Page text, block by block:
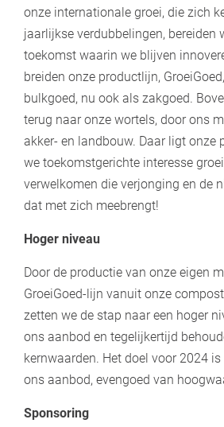
onze internationale groei, die zich
jaarlijkse verdubbelingen, bereiden
toekomst waarin we blijven
breiden onze productlijn,
bulkgoed, nu ook als zakgoed.
terug naar onze wortels, door ons
akker- en landbouw. Daar ligt onze
we toekomstgerichte interesse
verwelkomen die verjonging en de
dat met zich meebrengt!
Hoger niveau
Door de productie van onze eigen
GroeiGoed-lijn vanuit onze
zetten we de stap naar een hoger
ons aanbod en tegelijkertijd
kernwaarden. Het doel voor 2024
ons aanbod, evengoed van
Sponsoring